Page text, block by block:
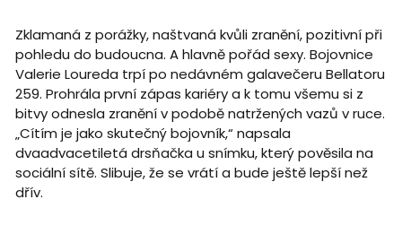
Zklamaná z porážky, naštvaná kvůli zranění, pozitivní při
pohledu do budoucna. A hlavně pořád sexy. Bojovnice
Valerie Loureda trpí po nedávném galavečeru Bellatoru
259. Prohrála první zápas kariéry a k tomu všemu si z
bitvy odnesla zranění v podobě natržených vazů v ruce.
„Cítím je jako skutečný bojovník,“ napsala
dvaadvacetiletá drsňačka u snímku, který pověsila na
sociální sítě. Slibuje, že se vrátí a bude ještě lepší než
dřív.